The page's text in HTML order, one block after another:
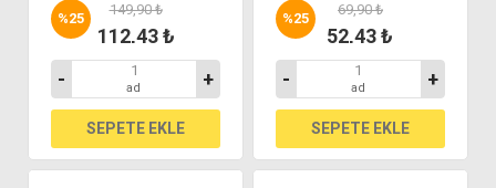
%25
149,90 ₺
112,43 ₺
-
ad +
%25
69,90 ₺
52,43 ₺
-
ad +